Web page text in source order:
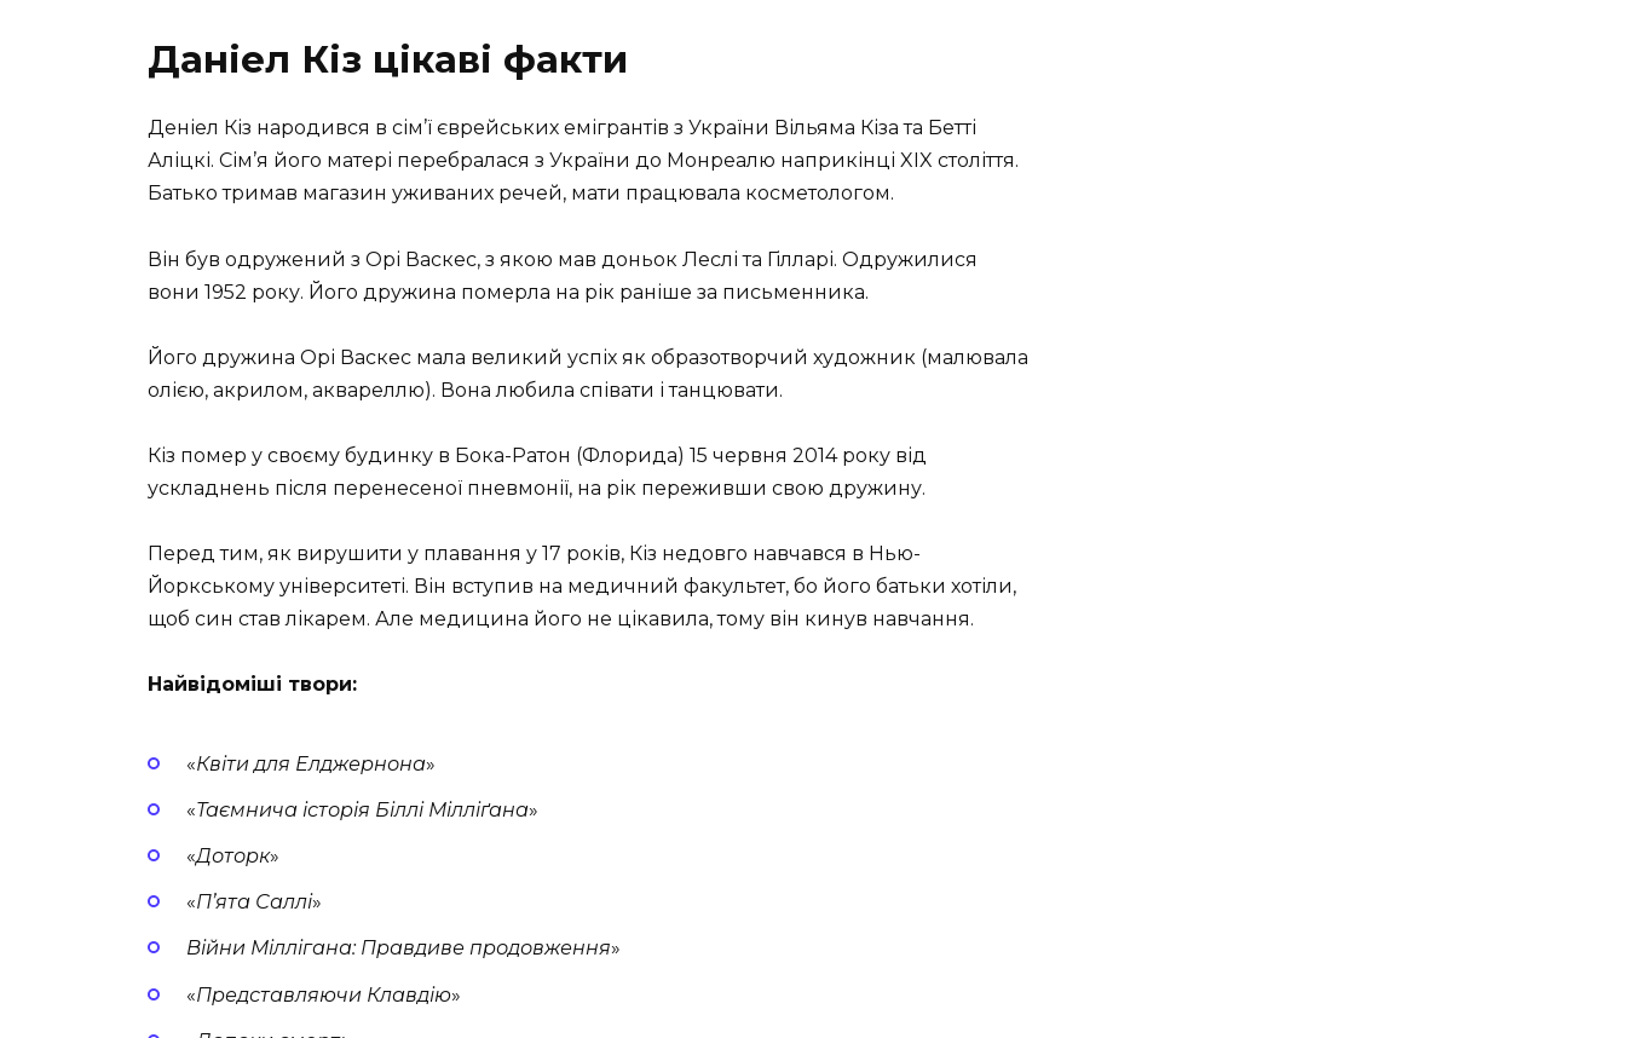
Даніел Кіз цікаві факти
Деніел Кіз народився в сім’ї єврейських емігрантів з України Вільяма Кіза та Бетті
Аліцкі. Сім’я його матері перебралася з України до Монреалю наприкінці XIX століття.
Батько тримав магазин уживаних речей, мати працювала косметологом.
Він був одружений з Орі Васкес, з якою мав доньок Леслі та Гілларі. Одружилися
вони 1952 року. Його дружина померла на рік раніше за письменника.
Його дружина Орі Васкес мала великий успіх як образотворчий художник (малювала
олією, акрилом, аквареллю). Вона любила співати і танцювати.
Кіз помер у своєму будинку в Бока-Ратон (Флорида) 15 червня 2014 року від
ускладнень після перенесеної пневмонії, на рік переживши свою дружину.
Перед тим, як вирушити у плавання у 17 років, Кіз недовго навчався в Нью-
Йоркському університеті. Він вступив на медичний факультет, бо його батьки хотіли,
щоб син став лікарем. Але медицина його не цікавила, тому він кинув навчання.
Найвідоміші твори:
«Квіти для Елджернона»
«Таємнича історія Біллі Мілліґана»
«Доторк»
«П’ята Саллі»
Війни Міллігана: Правдиве продовження»
«Представляючи Клавдію»